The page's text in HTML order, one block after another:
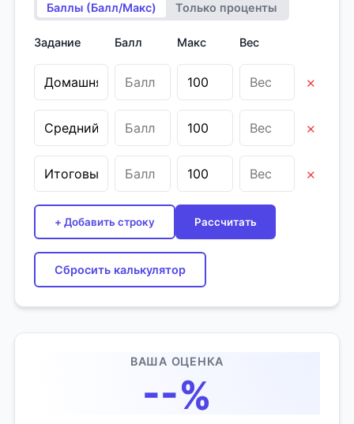
Баллы (Балл/Макс) Только проценты
Задание Балл Макс Вес
×
×
×
+ Добавить строку Рассчитать
Сбросить калькулятор
ВАША ОЦЕНКА
--%